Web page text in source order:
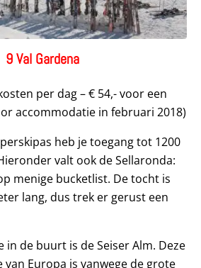
9 Val Gardena
per dag – € 54,- voor een
accommodatie in februari 2018)
heb je toegang tot 1200
valt ook de Sellaronda:
menige bucketlist. De tocht is
lang, dus trek er gerust een
in de buurt is de Seiser Alm. Deze
Europa is vanwege de grote